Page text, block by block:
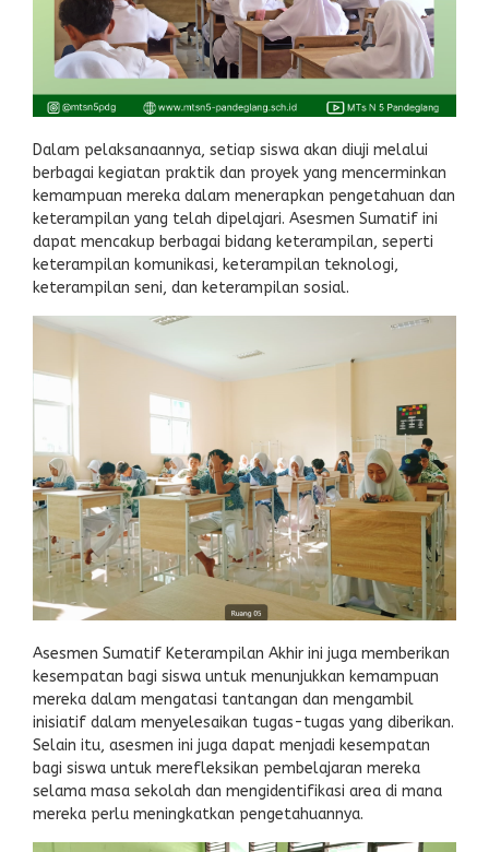
Dalam pelaksanaannya, setiap siswa akan diuji melalui
berbagai kegiatan praktik dan proyek yang mencerminkan
kemampuan mereka dalam menerapkan pengetahuan dan
keterampilan yang telah dipelajari. Asesmen Sumatif ini
dapat mencakup berbagai bidang keterampilan, seperti
keterampilan komunikasi, keterampilan teknologi,
keterampilan seni, dan keterampilan sosial.
Asesmen Sumatif Keterampilan Akhir ini juga memberikan
kesempatan bagi siswa untuk menunjukkan kemampuan
mereka dalam mengatasi tantangan dan mengambil
inisiatif dalam menyelesaikan tugas-tugas yang diberikan.
Selain itu, asesmen ini juga dapat menjadi kesempatan
bagi siswa untuk merefleksikan pembelajaran mereka
selama masa sekolah dan mengidentifikasi area di mana
mereka perlu meningkatkan pengetahuannya.